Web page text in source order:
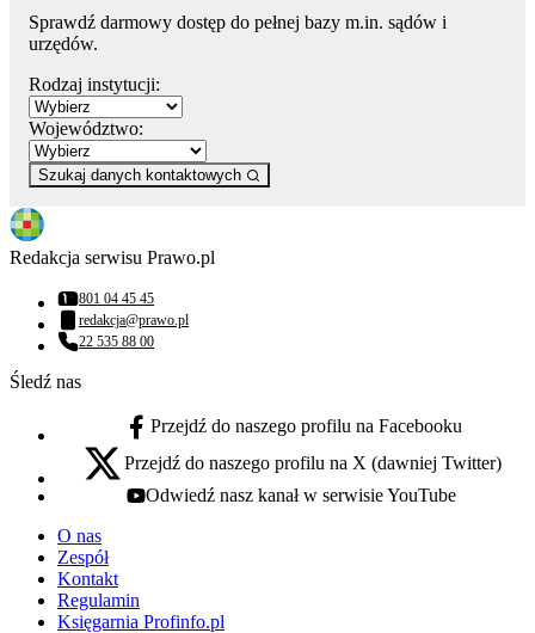
Sprawdź darmowy dostęp do pełnej bazy m.in. sądów i
urzędów.
Rodzaj instytucji:
Województwo:
Szukaj danych kontaktowych
Redakcja serwisu Prawo.pl
Numer telefonu:
801 04 45 45
Adres email:
redakcja@prawo.pl
Numer telefonu:
22 535 88 00
Śledź nas
facebook - otwiera się w nowej karcie
Przejdź do naszego profilu na Facebooku
x - otwiera się w nowej karcie
Przejdź do naszego profilu na X (dawniej Twitter)
youtube - otwiera się w nowej karcie
Odwiedź nasz kanał w serwisie YouTube
O nas
Zespół
Kontakt
Regulamin
Księgarnia Profinfo.pl